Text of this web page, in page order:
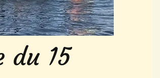
du 15